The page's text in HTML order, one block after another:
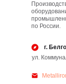
по России.
г.
ул.